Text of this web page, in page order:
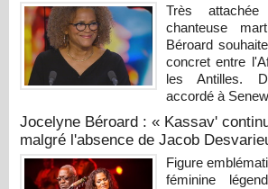
Très
chanteuse
Béroard
concret entre
les Antilles.
accordé à
Jocelyne Béroard : « Kassav'
malgré l'absence de Jacob
Figure
féminine